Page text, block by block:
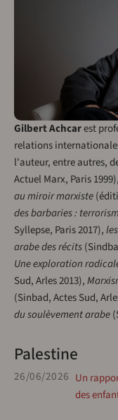
Gilbert Achcarest
relations
l'auteur, entre autres,
Actuel Marx, Paris 1999),
au miroir marxiste
des barbaries :
Syllepse, Paris 2017),
arabe des récits
Une exploration
Sud, Arles 2013),
(Sinbad, Actes Sud,
du soulèvement arabe
Palestine
26/06/2026 Un
des